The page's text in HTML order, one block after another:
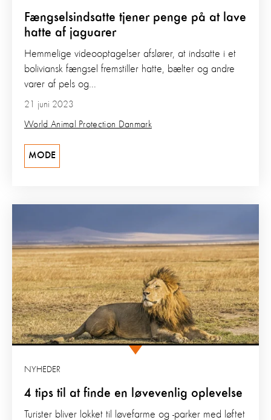
Fængselsindsatte tjener penge på at lave
hatte af jaguarer
21 juni 2023
World Animal Protection Danmark
Hemmelige videooptagelser afslører, at indsatte i et
boliviansk fængsel fremstiller hatte, bælter og andre
varer af pels og...
MODE
4 tips til at finde en løvevenlig oplevelse
NYHEDER
Turister bliver lokket til løvefarme og -parker med løftet